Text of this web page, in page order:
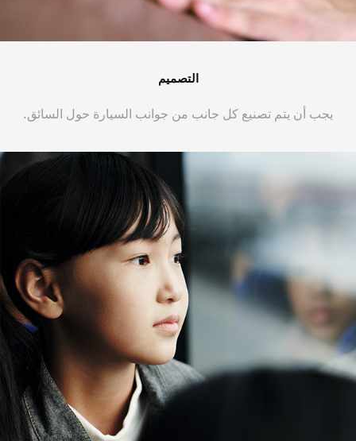
التصميم
يجب أن يتم تصنيع كل جانب من جوانب السيارة حول السائق.